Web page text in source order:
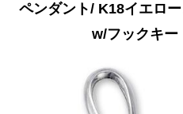
ペンダント/ K18イエロ
w/フックキー